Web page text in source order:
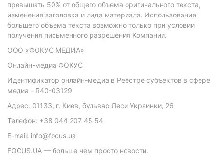
превышать 50% от общего объема оригинального текста,
изменения заголовка и лида материала. Использование
большего объема текста возможно только при условии
получения письменного разрешения Компании.
ООО «ФОКУС МЕДИА»
Онлайн-медиа ФОКУС
Идентификатор онлайн-медиа в Реестре субъектов в сфере
медиа - R40-03129
Адрес: 01133, г. Киев, бульвар Леси Украинки, 26
Телефон: +38 044 207 45 54
E-mail: info@focus.ua
FOCUS.UA — больше чем просто новости.